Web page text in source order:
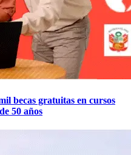
becas gratuitas en cursos
50 años